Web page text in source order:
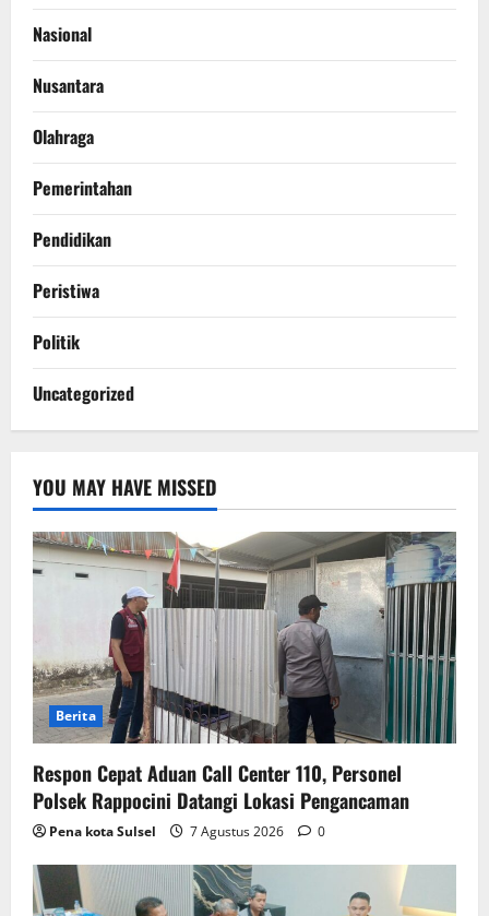
Nasional
Nusantara
Olahraga
Pemerintahan
Pendidikan
Peristiwa
Politik
Uncategorized
YOU MAY HAVE MISSED
Berita
Respon Cepat Aduan Call Center 110, Personel
Polsek Rappocini Datangi Lokasi Pengancaman
Pena kota Sulsel 7 Agustus 2026 0